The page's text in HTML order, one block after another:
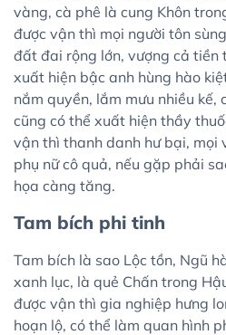
vàng, cà phê là cung Khôn
được vận thì mọi người tôn
đất đai rộng lớn, vượng cả tiền
xuất hiện bậc anh hùng hào
nắm quyền, lắm mưu nhiều kế,
cũng có thể xuất hiện thầy
vận thì thanh danh hư bại, mọi
phụ nữ cô quả, nếu gặp phải
họa càng tăng.
Tam bích phi tinh
Tam bích là sao Lộc tồn, Ngũ
xanh lục, là quẻ Chấn trong
được vận thì gia nghiệp hưng
hoạn lộ, có thể làm quan hình